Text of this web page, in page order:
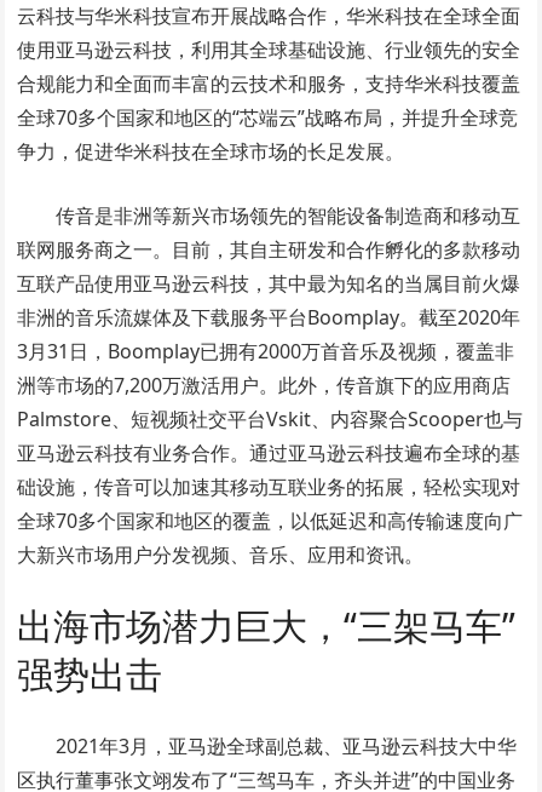
云科技与华米科技宣布开展战略合作，华米科技在全球全面
使用亚马逊云科技，利用其全球基础设施、行业领先的安全
合规能力和全面而丰富的云技术和服务，支持华米科技覆盖
全球70多个国家和地区的“芯端云”战略布局，并提升全球竞
争力，促进华米科技在全球市场的长足发展。
传音是非洲等新兴市场领先的智能设备制造商和移动互
联网服务商之一。目前，其自主研发和合作孵化的多款移动
互联产品使用亚马逊云科技，其中最为知名的当属目前火爆
非洲的音乐流媒体及下载服务平台Boomplay。截至2020年
3月31日，Boomplay已拥有2000万首音乐及视频，覆盖非
洲等市场的7,200万激活⽤户。此外，传音旗下的应用商店
Palmstore、短视频社交平台Vskit、内容聚合Scooper也与
亚马逊云科技有业务合作。通过亚马逊云科技遍布全球的基
础设施，传音可以加速其移动互联业务的拓展，轻松实现对
全球70多个国家和地区的覆盖，以低延迟和高传输速度向广
大新兴市场用户分发视频、音乐、应用和资讯。
出海市场潜力巨大，“三架马车”
强势出击
2021年3月，亚马逊全球副总裁、亚马逊云科技大中华
区执行董事张文翊发布了“三驾马车，齐头并进”的中国业务